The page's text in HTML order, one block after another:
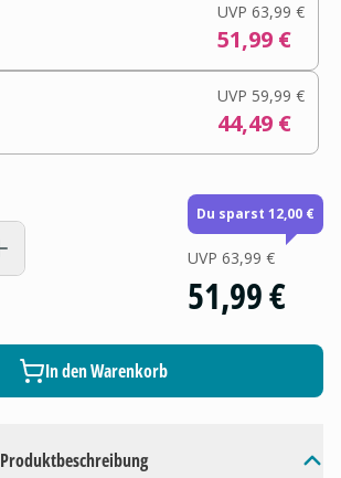
Produktbeschreibung
UVP 63,99 €
51,99 €
UVP 59,99 €
44,49 €
Du sparst 12,00 €
UVP 63,99 €
51,99 €
In den Warenkorb